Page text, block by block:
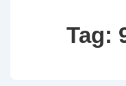
Tag: